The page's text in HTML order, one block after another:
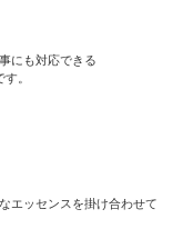
にも対応できる
。
エッセンスを掛け合わせて